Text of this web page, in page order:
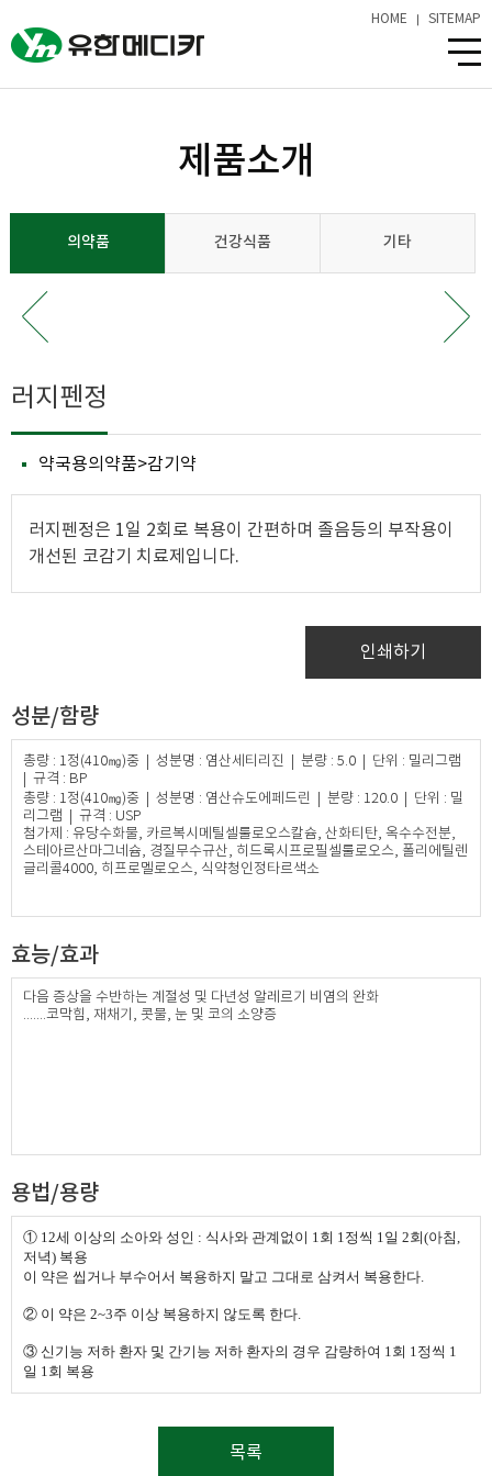
HOME SITEMAP
제품소개
의약품 건강식품 기타
러지펜정
약국용의약품>감기약
러지펜정은 1일 2회로 복용이 간편하며 졸음등의 부작용이
개선된 코감기 치료제입니다.
인쇄하기
성분/함량
총량 : 1정(410㎎)중 | 성분명 : 염산세티리진 | 분량 : 5.0 | 단위 : 밀리그램
| 규격 : BP
총량 : 1정(410㎎)중 | 성분명 : 염산슈도에페드린 | 분량 : 120.0 | 단위 : 밀
리그램 | 규격 : USP
첨가제 : 유당수화물, 카르복시메틸셀룰로오스칼슘, 산화티탄, 옥수수전분,
스테아르산마그네슘, 경질무수규산, 히드록시프로필셀룰로오스, 폴리에틸렌
글리콜4000, 히프로멜로오스, 식약청인정타르색소​
효능/효과
다음 증상을 수반하는 계절성 및 다년성 알레르기 비염의 완화
.......코막힘, 재채기, 콧물, 눈 및 코의 소양증​
용법/용량
① 12세 이상의 소아와 성인 : 식사와 관계없이 1회 1정씩 1일 2회(아침,
저녁) 복용
이 약은 씹거나 부수어서 복용하지 말고 그대로 삼켜서 복용한다.
② 이 약은 2~3주 이상 복용하지 않도록 한다.
③ 신기능 저하 환자 및 간기능 저하 환자의 경우 감량하여 1회 1정씩 1
일 1회 복용
목록